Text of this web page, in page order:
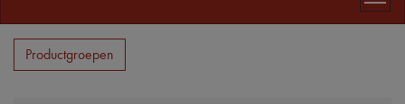
Productgroepen